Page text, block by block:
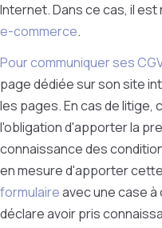
Internet. Dans ce cas, il
e-commerce.
Pour communiquer ses
page dédiée sur son site
les pages. En cas de litige,
l'obligation d'apporter la
connaissance des
en mesure d'apporter
formulaireavec une case à
déclare avoir pris